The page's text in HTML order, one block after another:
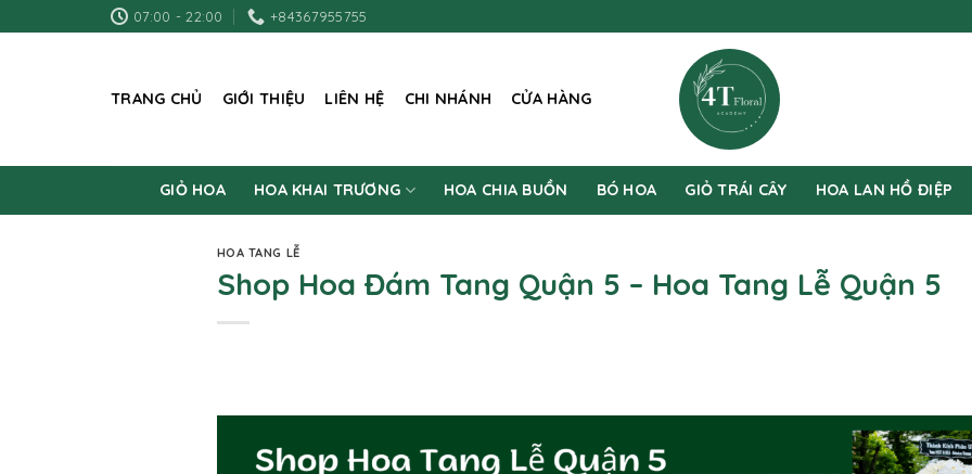
to
07:00 - 22:00 +84367955755
TRANG CHỦ GIỚI THIỆU LIÊN HỆ CHI NHÁNH CỬA HÀNG
GIỎ HOA HOA KHAI TRƯƠNG HOA CHIA BUỒN BÓ HOA GIỎ TRÁI CÂY HOA LAN HỒ ĐIỆP
HOA TANG LỄ
Shop Hoa Đám Tang Quận 5 – Hoa Tang Lễ Quận 5